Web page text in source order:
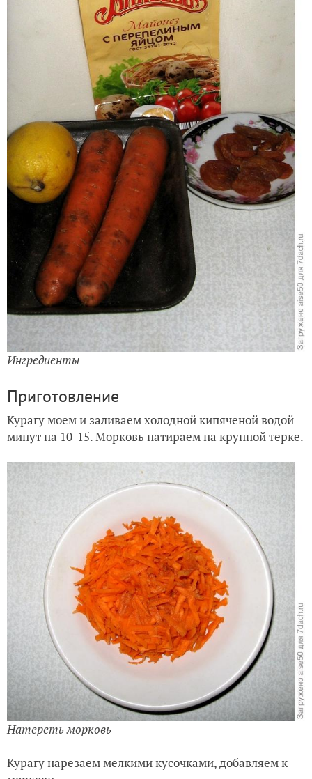
Ингредиенты
Приготовление
Курагу моем и заливаем холодной кипяченой водой
минут на 10-15. Морковь натираем на крупной терке.
Натереть морковь
Курагу нарезаем мелкими кусочками, добавляем к